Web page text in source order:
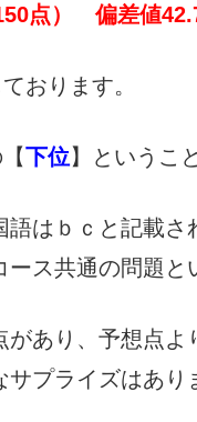
点） 偏差値
おります。
下位】というこ
語はｂｃと記載
ス共通の問題と
があり、予想点
プライズはあり